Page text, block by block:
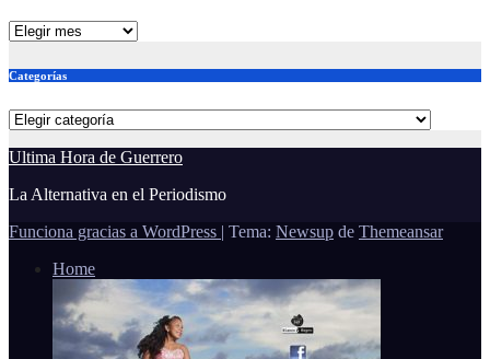
Archivos
Categorías
Categorías
Ultima Hora de Guerrero
La Alternativa en el Periodismo
Funciona gracias a WordPress | Tema: Newsup de Themeansar
Home